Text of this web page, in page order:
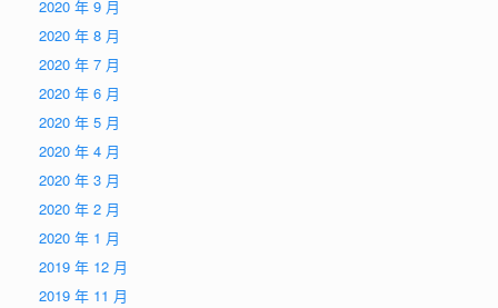
2020 年 9 月
2020 年 8 月
2020 年 7 月
2020 年 6 月
2020 年 5 月
2020 年 4 月
2020 年 3 月
2020 年 2 月
2020 年 1 月
2019 年 12 月
2019 年 11 月